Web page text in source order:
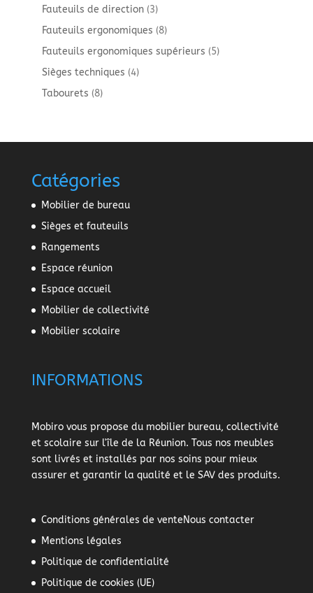
produits
Fauteuils de direction 33
produits
Fauteuils ergonomiques 88
produits
Fauteuils ergonomiques supérieurs 55
Sièges techniques 44
Tabourets 88
Catégories
Mobilier de bureau
Sièges et fauteuils
Rangements
Espace réunion
Espace accueil
Mobilier de collectivité
Mobilier scolaire
INFORMATIONS
Mobiro vous propose du mobilier bureau, collectivité
et scolaire sur l'île de la Réunion. Tous nos meubles
sont livrés et installés par nos soins pour mieux
assurer et garantir la qualité et le SAV des produits.
Conditions générales de vente
Mentions légales
Politique de confidentialité
Politique de cookies (UE)
Nous contacter